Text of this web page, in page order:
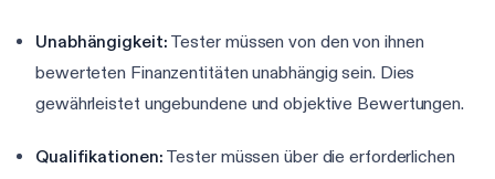
Unabhängigkeit: Tester müssen von den von ihnen
bewerteten Finanzentitäten unabhängig sein. Dies
gewährleistet ungebundene und objektive Bewertungen.
Qualifikationen: Tester müssen über die erforderlichen